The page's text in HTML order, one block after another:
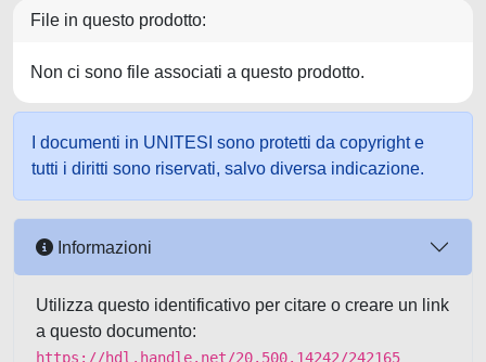
File in questo prodotto:
Non ci sono file associati a questo prodotto.
I documenti in UNITESI sono protetti da copyright e
tutti i diritti sono riservati, salvo diversa indicazione.
Informazioni
Utilizza questo identificativo per citare o creare un link
a questo documento:
https://hdl.handle.net/20.500.14242/242165